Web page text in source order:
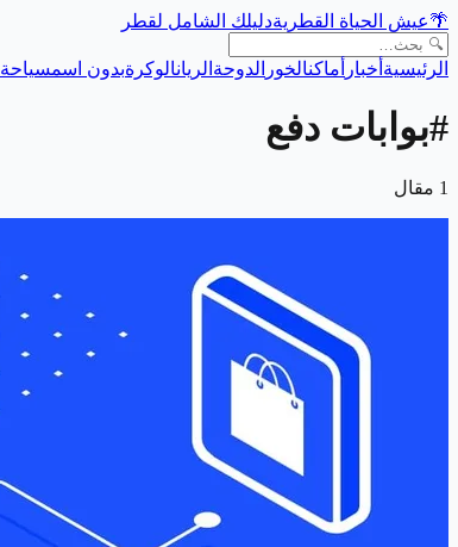
🌴عيش الحياة القطريةدليلك الشامل لقطر
الرئيسية أخبار أماكنالخور الدوحة الريانالوكرةبدون اسمسياحة
#بوابات دفع
1 مقال